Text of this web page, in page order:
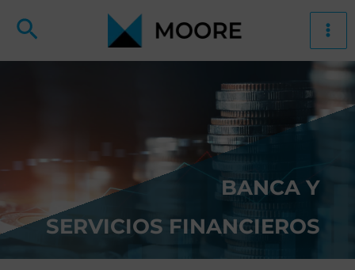
Buscar
BANCA Y
SERVICIOS FINANCIEROS